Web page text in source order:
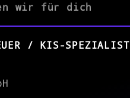
2-5 >5
wir für dich
/ KIS-SPEZIALIST